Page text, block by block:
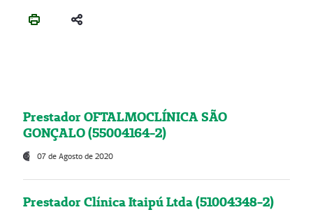
Prestador OFTALMOCLÍNICA SÃO
GONÇALO (55004164-2)
07 de Agosto de 2020
Prestador Clínica Itaipú Ltda (51004348-2)